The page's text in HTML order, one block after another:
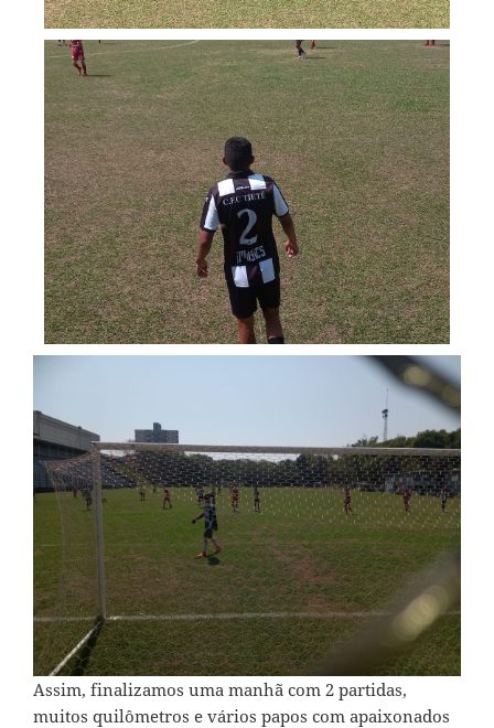
Assim, finalizamos uma manhã com 2 partidas,
muitos quilômetros e vários papos com apaixonados